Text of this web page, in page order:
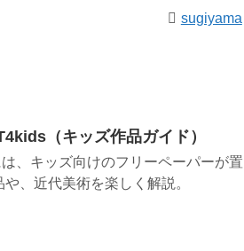
sugiyama
（キッズ作品ガイド）
、キッズ向けのフリーペーパーが置
、近代美術を楽しく解説。